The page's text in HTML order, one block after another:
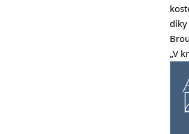
díky
„V